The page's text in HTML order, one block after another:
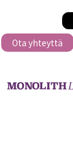
Ota yhteyttä